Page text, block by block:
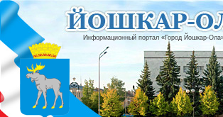
Информационный портал «Город Йошкар-